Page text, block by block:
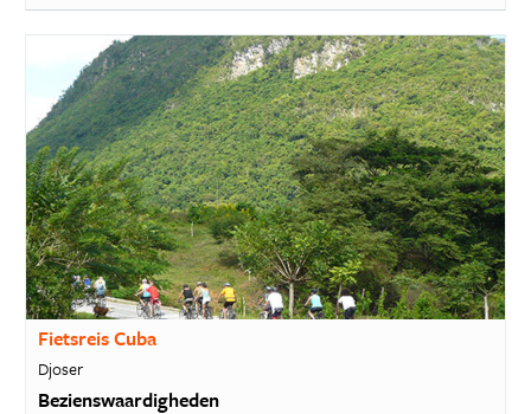
Fietsreis Cuba
Djoser
Bezienswaardigheden